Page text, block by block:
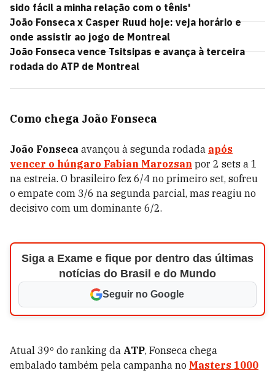
sido fácil a minha relação com o tênis'
João Fonseca x Casper Ruud hoje: veja horário e
onde assistir ao jogo de Montreal
João Fonseca vence Tsitsipas e avança à terceira
rodada do ATP de Montreal
Como chega João Fonseca
João Fonseca avançou à segunda rodada após
vencer o húngaro Fabian Marozsan por 2 sets a 1
na estreia. O brasileiro fez 6/4 no primeiro set, sofreu
o empate com 3/6 na segunda parcial, mas reagiu no
decisivo com um dominante 6/2.
Siga a Exame e fique por dentro das últimas
notícias do Brasil e do Mundo
Seguir no Google
Atual 39º do ranking da ATP, Fonseca chega
embalado também pela campanha no Masters 1000